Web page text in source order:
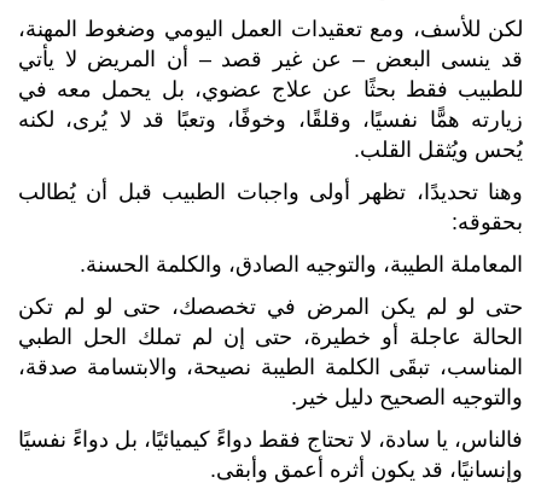
لكن للأسف، ومع تعقيدات العمل اليومي وضغوط المهنة،
قد ينسى البعض – عن غير قصد – أن المريض لا يأتي
للطبيب فقط بحثًا عن علاج عضوي، بل يحمل معه في
زيارته همًّا نفسيًا، وقلقًا، وخوفًا، وتعبًا قد لا يُرى، لكنه
يُحس ويُثقل القلب.
وهنا تحديدًا، تظهر أولى واجبات الطبيب قبل أن يُطالب
بحقوقه:
المعاملة الطيبة، والتوجيه الصادق، والكلمة الحسنة.
حتى لو لم يكن المرض في تخصصك، حتى لو لم تكن
الحالة عاجلة أو خطيرة، حتى إن لم تملك الحل الطبي
المناسب، تبقَى الكلمة الطيبة نصيحة، والابتسامة صدقة،
والتوجيه الصحيح دليل خير.
فالناس، يا سادة، لا تحتاج فقط دواءً كيميائيًا، بل دواءً نفسيًا
وإنسانيًا، قد يكون أثره أعمق وأبقى.